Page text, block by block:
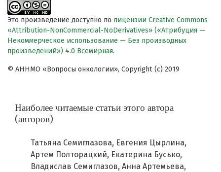
Это произведение доступно по лицензии Creative Commons
«Attribution-NonCommercial-NoDerivatives» («Атрибуция —
Некоммерческое использование — Без производных
произведений») 4.0 Всемирная.
© АННМО «Вопросы онкологии», Copyright (c) 2019
Наиболее читаемые статьи этого автора
(авторов)
Татьяна Семиглазова, Евгения Цырлина,
Артем Полторацкий, Екатерина Бусько,
Владислав Семиглазов, Анна Артемьева,